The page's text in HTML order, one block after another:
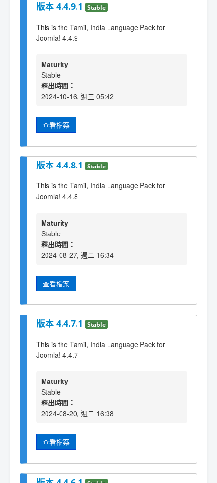
版本 4.4.9.1 Stable
This is the Tamil, India Language Pack for
Joomla! 4.4.9
Maturity
Stable
釋出時間：
2024-10-16, 週三 05:42
查看檔案
版本 4.4.8.1 Stable
This is the Tamil, India Language Pack for
Joomla! 4.4.8
Maturity
Stable
釋出時間：
2024-08-27, 週二 16:34
查看檔案
版本 4.4.7.1 Stable
This is the Tamil, India Language Pack for
Joomla! 4.4.7
Maturity
Stable
釋出時間：
2024-08-20, 週二 16:38
查看檔案